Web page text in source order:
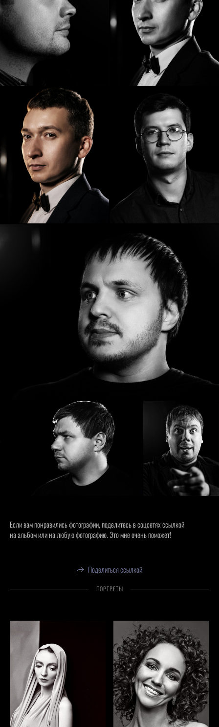
Если вам понравились фотографии, поделитесь в соцсетях ссылкой
на альбом или на любую фотографию. Это мне очень поможет!
Поделиться ссылкой
ПОРТРЕТЫ